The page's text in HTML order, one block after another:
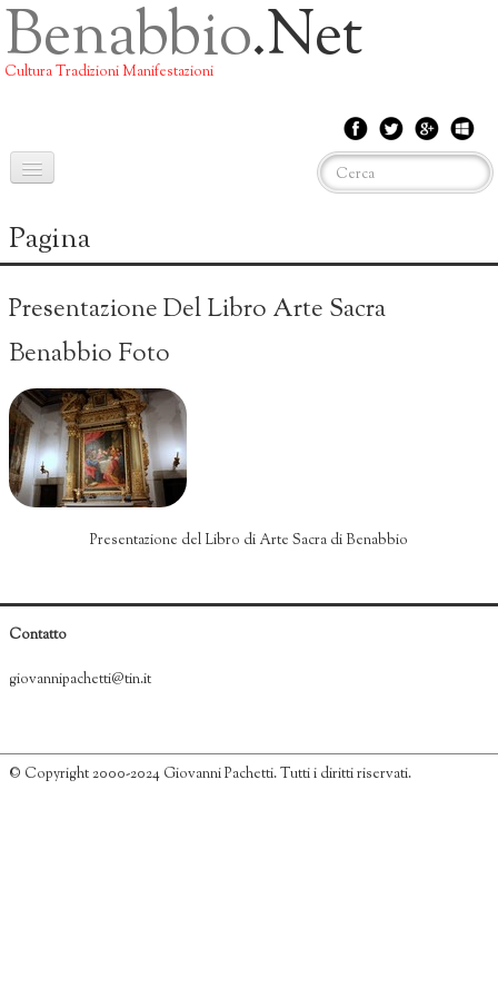
Benabbio.net
Cultura Tradizioni Manifestazioni
EVENTI
La Storia
IL Mulino
San Mamerto
San Michele
La Castagna
Pagina
Presentazione Del Libro Arte Sacra
Benabbio Foto
Presentazione del Libro di Arte Sacra di Benabbio
Contatto
giovannipachetti@tin.it
© Copyright 2000-2024 Giovanni Pachetti. Tutti i diritti riservati.